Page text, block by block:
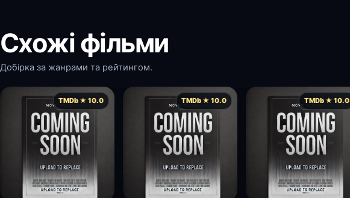
Схожі фільми
Добірка за жанрами та рейтингом.
TMDb ★ 10.0 TMDb ★ 10.0 TMDb ★ 10.0